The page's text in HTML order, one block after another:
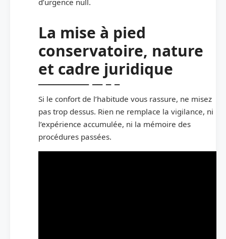
La mise à pied
conservatoire, nature
et cadre juridique
Si le confort de l’habitude vous rassure, ne misez
pas trop dessus. Rien ne remplace la vigilance, ni
l’expérience accumulée, ni la mémoire des
procédures passées.